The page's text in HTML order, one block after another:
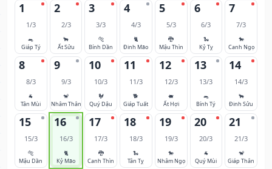
1
1/3
🐀
Giáp Tý
2
2/3
🐂
Ất Sửu
3
3/3
🐅
Bính Dần
4
4/3
🐈
Đinh Mão
5
5/3
🐉
Mậu Thìn
6
6/3
🐍
Kỷ Tỵ
7
7/3
🐎
Canh Ngọ
8
8/3
🐐
Tân Mùi
9
9/3
🐒
Nhâm Thân
10
10/3
🐓
Quý Dậu
11
11/3
🐕
Giáp Tuất
12
12/3
🐖
Ất Hợi
13
13/3
🐀
Bính Tý
14
14/3
🐂
Đinh Sửu
15
15/3
🐅
Mậu Dần
16
16/3
🐈
Kỷ Mão
17
17/3
🐉
Canh Thìn
18
18/3
🐍
Tân Tỵ
19
19/3
🐎
Nhâm Ngọ
20
20/3
🐐
Quý Mùi
21
21/3
🐒
Giáp Thân